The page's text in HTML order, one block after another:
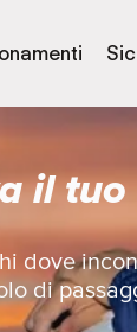
il
dove
di